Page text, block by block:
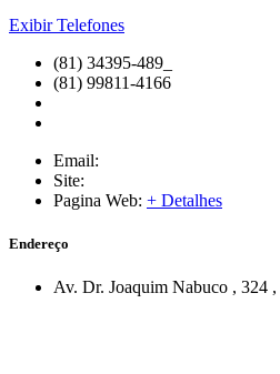
Exibir Telefones
(81) 34395-489_
(81) 99811-4166
Email:
Site:
Pagina Web: + Detalhes
Endereço
Av. Dr. Joaquim Nabuco , 324 ,